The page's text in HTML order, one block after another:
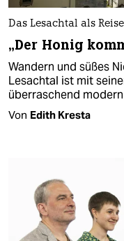
Das Lesachtal als
„Der Honig
Wandern und süßes
Lesachtal ist mit
überraschend
Von Edith Kresta